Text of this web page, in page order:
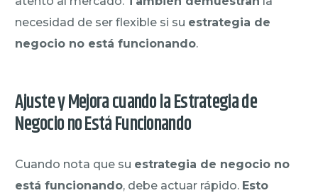
necesidad de ser flexible si su estrategia de
negocio no está funcionando.
Ajuste y Mejora cuando la Estrategia de
Negocio no Está Funcionando
Cuando nota que su estrategia de negocio no
está funcionando, debe actuar rápido. Esto